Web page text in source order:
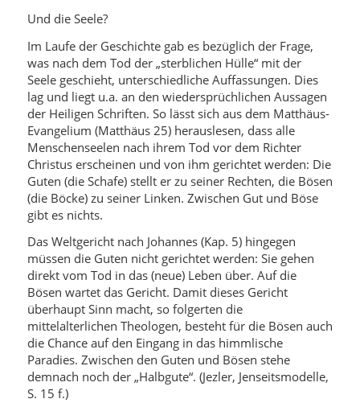
Und die Seele?
Im Laufe der Geschichte gab es bezüglich der Frage,
was nach dem Tod der „sterblichen Hülle“ mit der
Seele geschieht, unterschiedliche Auffassungen. Dies
lag und liegt u.a. an den wiedersprüchlichen Aussagen
der Heiligen Schriften. So lässt sich aus dem Matthäus-
Evangelium (Matthäus 25) herauslesen, dass alle
Menschenseelen nach ihrem Tod vor dem Richter
Christus erscheinen und von ihm gerichtet werden: Die
Guten (die Schafe) stellt er zu seiner Rechten, die Bösen
(die Böcke) zu seiner Linken. Zwischen Gut und Böse
gibt es nichts.
Das Weltgericht nach Johannes (Kap. 5) hingegen
müssen die Guten nicht gerichtet werden: Sie gehen
direkt vom Tod in das (neue) Leben über. Auf die
Bösen wartet das Gericht. Damit dieses Gericht
überhaupt Sinn macht, so folgerten die
mittelalterlichen Theologen, besteht für die Bösen auch
die Chance auf den Eingang in das himmlische
Paradies. Zwischen den Guten und Bösen stehe
demnach noch der „Halbgute“. (Jezler, Jenseitsmodelle,
S. 15 f.)